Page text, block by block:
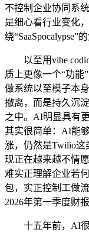
不控制企业协同系
是细心看行业变化
绕“SaaSpocalypse”
以至用vibe
质上更像一个“功能
做系统以至模子本
撤离，而是持久沉
之中。AI明显具有
其实很简单：AI能
涨，仍然是Twilio这
现正在越来越不情
难实正理解企业若
包，实正控制工做
2026年第一季度财
十五年前，AI很